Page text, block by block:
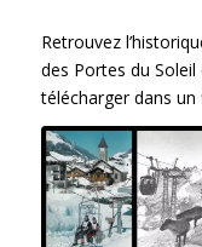
Retrouvez
des Portes du Soleil
télécharger dans un